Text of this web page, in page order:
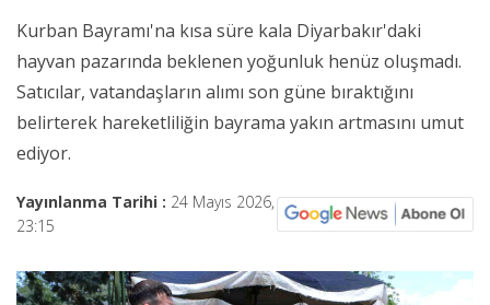
Kurban Bayramı'na kısa süre kala Diyarbakır'daki
hayvan pazarında beklenen yoğunluk henüz oluşmadı.
Satıcılar, vatandaşların alımı son güne bıraktığını
belirterek hareketliliğin bayrama yakın artmasını umut
ediyor.
Yayınlanma Tarihi : 24 Mayıs 2026,
23:15